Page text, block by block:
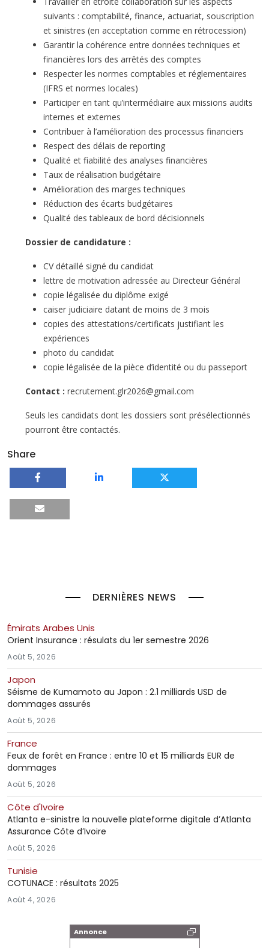
suivants : comptabilité, finance, actuariat, souscription
et sinistres (en acceptation comme en rétrocession)
Garantir la cohérence entre données techniques et
financières lors des arrêtés des comptes
Respecter les normes comptables et réglementaires
(IFRS et normes locales)
Participer en tant qu’intermédiaire aux missions audits
internes et externes
Contribuer à l’amélioration des processus financiers
Respect des délais de reporting
Qualité et fiabilité des analyses financières
Taux de réalisation budgétaire
Amélioration des marges techniques
Réduction des écarts budgétaires
Qualité des tableaux de bord décisionnels
Dossier de candidature :
CV détaillé signé du candidat
lettre de motivation adressée au Directeur Général
copie légalisée du diplôme exigé
caiser judiciaire datant de moins de 3 mois
copies des attestations/certificats justifiant les
expériences
photo du candidat
copie légalisée de la pièce d’identité ou du passeport
Contact : recrutement.glr2026@gmail.com
Seuls les candidats dont les dossiers sont présélectionnés
pourront être contactés.
Share
DERNIÈRES NEWS
Émirats Arabes Unis
Orient Insurance : résulats du 1er semestre 2026
Août 5, 2026
Japon
Séisme de Kumamoto au Japon : 2.1 milliards USD de
dommages assurés
Août 5, 2026
France
Feux de forêt en France : entre 10 et 15 milliards EUR de
dommages
Août 5, 2026
Côte d'Ivoire
Atlanta e-sinistre la nouvelle plateforme digitale d’Atlanta
Assurance Côte d’Ivoire
Août 5, 2026
Tunisie
COTUNACE : résultats 2025
Août 4, 2026
Annonce